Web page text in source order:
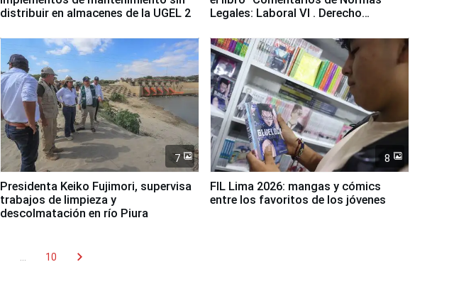
distribuir en almacenes de la UGEL 2
Legales: Laboral Vl . Derecho
7
Presidenta Keiko Fujimori, supervisa
trabajos de limpieza y
descolmatación en río Piura
8
FIL Lima 2026: mangas y cómics
entre los favoritos de los jóvenes
... 10 chevron_right